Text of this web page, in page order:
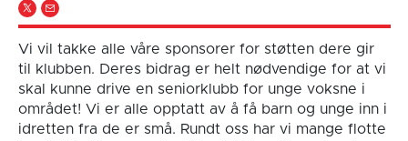
Vi vil takke alle våre sponsorer for støtten dere gir
til klubben. Deres bidrag er helt nødvendige for at vi
skal kunne drive en seniorklubb for unge voksne i
området! Vi er alle opptatt av å få barn og unge inn i
idretten fra de er små. Rundt oss har vi mange flotte